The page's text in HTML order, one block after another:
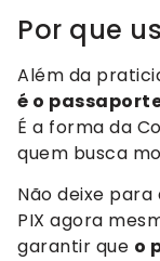
Por que
Além da
é o
É a forma da
quem busca
Não deixe
PIX agora
garantir que o